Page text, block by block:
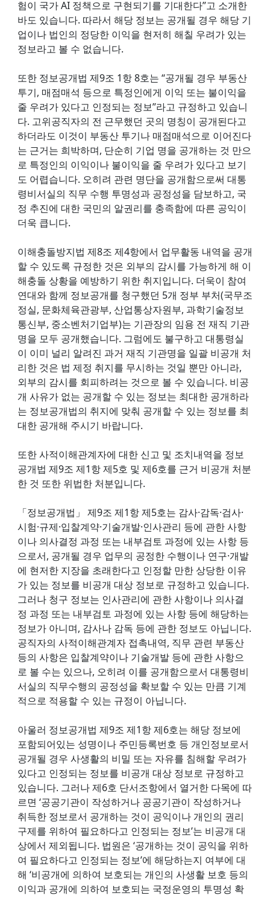
험이 국가 AI 정책으로 구현되기를 기대한다”고 소개한
바도 있습니다. 따라서 해당 정보는 공개될 경우 해당 기
업이나 법인의 정당한 이익을 현저히 해칠 우려가 있는
정보라고 볼 수 없습니다.
또한 정보공개법 제9조 1항 8호는 “공개될 경우 부동산
투기, 매점매석 등으로 특정인에게 이익 또는 불이익을
줄 우려가 있다고 인정되는 정보”라고 규정하고 있습니
다. 고위공직자의 전 근무했던 곳의 명칭이 공개된다고
하더라도 이것이 부동산 투기나 매점매석으로 이어진다
는 근거는 희박하며, 단순히 기업 명을 공개하는 것 만으
로 특정인의 이익이나 불이익을 줄 우려가 있다고 보기
도 어렵습니다. 오히려 관련 명단을 공개함으로써 대통
령비서실의 직무 수행 투명성과 공정성을 담보하고, 국
정 추진에 대한 국민의 알권리를 충족함에 따른 공익이
더욱 큽니다.
이해충돌방지법 제8조 제4항에서 업무활동 내역을 공개
할 수 있도록 규정한 것은 외부의 감시를 가능하게 해 이
해충돌 상황을 예방하기 위한 취지입니다. 더욱이 참여
연대와 함께 정보공개를 청구했던 5개 정부 부처(국무조
정실, 문화체육관광부, 산업통상자원부, 과학기술정보
통신부, 중소벤처기업부)는 기관장의 임용 전 재직 기관
명을 모두 공개했습니다. 그럼에도 불구하고 대통령실
이 이미 널리 알려진 과거 재직 기관명을 일괄 비공개 처
리한 것은 법 제정 취지를 무시하는 것일 뿐만 아니라,
외부의 감시를 회피하려는 것으로 볼 수 있습니다. 비공
개 사유가 없는 공개할 수 있는 정보는 최대한 공개하라
는 정보공개법의 취지에 맞춰 공개할 수 있는 정보를 최
대한 공개해 주시기 바랍니다.
또한 사적이해관계자에 대한 신고 및 조치내역을 정보
공개법 제9조 제1항 제5호 및 제6호를 근거 비공개 처분
한 것 또한 위법한 처분입니다.
「정보공개법」 제9조 제1항 제5호는 감사·감독·검사·
시험·규제·입찰계약·기술개발·인사관리 등에 관한 사항
이나 의사결정 과정 또는 내부검토 과정에 있는 사항 등
으로서, 공개될 경우 업무의 공정한 수행이나 연구·개발
에 현저한 지장을 초래한다고 인정할 만한 상당한 이유
가 있는 정보를 비공개 대상 정보로 규정하고 있습니다.
그러나 청구 정보는 인사관리에 관한 사항이나 의사결
정 과정 또는 내부검토 과정에 있는 사항 등에 해당하는
정보가 아니며, 감사나 감독 등에 관한 정보도 아닙니다.
공직자의 사적이해관계자 접촉내역, 직무 관련 부동산
등의 사항은 입찰계약이나 기술개발 등에 관한 사항으
로 볼 수는 있으나, 오히려 이를 공개함으로서 대통령비
서실의 직무수행의 공정성을 확보할 수 있는 만큼 기계
적으로 적용할 수 있는 규정이 아닙니다.
아울러 정보공개법 제9조 제1항 제6호는 해당 정보에
포함되어있는 성명이나 주민등록번호 등 개인정보로서
공개될 경우 사생활의 비밀 또는 자유를 침해할 우려가
있다고 인정되는 정보를 비공개 대상 정보로 규정하고
있습니다. 그러나 제6호 단서조항에서 열거한 다목에 따
르면 ‘공공기관이 작성하거나 공공기관이 작성하거나
취득한 정보로서 공개하는 것이 공익이나 개인의 권리
구제를 위하여 필요하다고 인정되는 정보’는 비공개 대
상에서 제외됩니다. 법원은 ‘공개하는 것이 공익을 위하
여 필요하다고 인정되는 정보’에 해당하는지 여부에 대
해 ‘비공개에 의하여 보호되는 개인의 사생활 보호 등의
이익과 공개에 의하여 보호되는 국정운영의 투명성 확